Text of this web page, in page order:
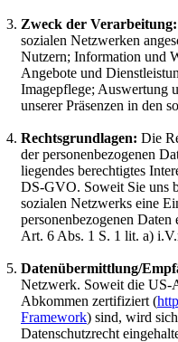
Zweck der Verarbeitung:
sozialen Netzwerken
Nutzern; Information und
Angebote und
Imagepflege; Auswertung
unserer Präsenzen in den
Rechtsgrundlagen: Die
der personenbezogenen
liegendes berechtigtes
DS-GVO. Soweit Sie uns
sozialen Netzwerks eine
personenbezogenen
Art. 6 Abs. 1 S. 1 lit. a)
Datenübermittlung/
Netzwerk. Soweit die US-
Abkommen zertifiziert (
Framework) sind, wird
Datenschutzrecht